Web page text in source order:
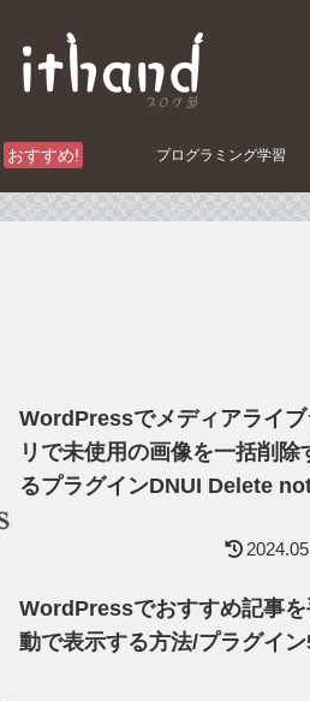
おすすめ! プログラミング学習
WordPressでメディアライブ
リで未使用の画像を一括削除
るプラグインDNUI Delete
WordPressでおすすめ記事
動で表示する方法/プラグイン